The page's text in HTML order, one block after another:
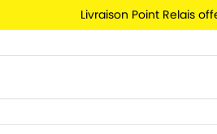
Livraison Point Relais